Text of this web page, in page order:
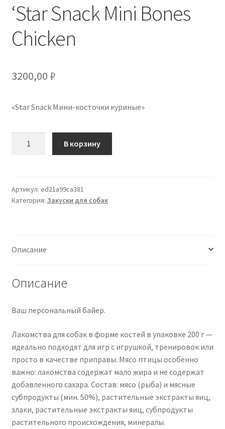
Партнерам
Скидки
‘Star Snack Mini Bones
Chicken
3200,00 ₽
«Star Snack Мини-косточки куриные»
Mini
Bones
В корзину
Артикул: ed21a99ca381
Категория: Закуски для собак
Описание
Описание
Ваш персональный байер.
Лакомства для собак в форме костей в упаковке 200 г —
идеально подходят для игр с игрушкой, тренировок или
просто в качестве приправы. Мясо птицы особенно
важно: лакомства содержат мало жира и не содержат
добавленного сахара. Состав: мясо (рыба) и мясные
субпродукты (мин. 50%), растительные экстракты яиц,
злаки, растительные экстракты яиц, субпродукты
растительного происхождения, минералы.